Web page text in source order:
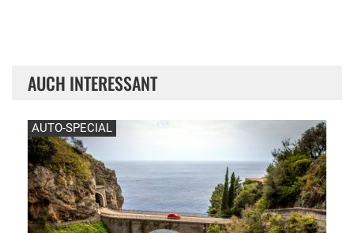
AUCH INTERESSANT
AUTO-SPECIAL